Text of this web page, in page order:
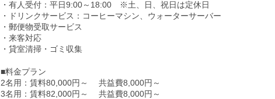
・有人受付：平日9:00～18:00 ※土、日、祝日は定休日
・ドリンクサービス：コーヒーマシン、ウォーターサーバー
・郵便物受取サービス
・来客対応
・貸室清掃・ゴミ収集
■料金プラン
2名用：賃料80,000円～ 共益費8,000円～
3名用：賃料82,000円～ 共益費8,000円～